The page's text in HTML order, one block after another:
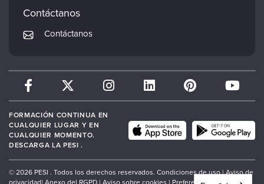
Therapist.com
Preguntas frecuentes
Mi cuenta
Contáctanos
Contáctanos
FORMACIÓN CONTINUA EN
CUALQUIER LUGAR Y EN
CUALQUIER MOMENTO.
DESCARGA LA PESI .
© 2026 PESI . Todos los derechos reservados. Condiciones de uso |Aviso de